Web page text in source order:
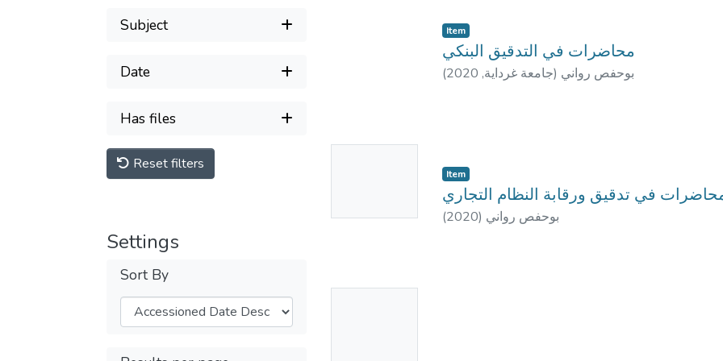
Subject
Date
Has files
Reset filters
Settings
Sort By
Item
محاضرات في التدقيق البنكي
( جامعة غرداية,
2020 ) بوحفص رواني
Item
في تدقيق ورقابة النظام التجاري
(2020) بوحفص رواني